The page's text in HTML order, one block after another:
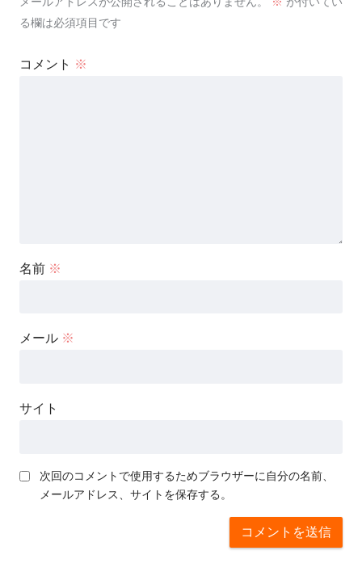
る欄は必須項目です
コメント ※
名前 ※
メール ※
サイト
次回のコメントで使用するためブラウザーに自分の名前、
メールアドレス、サイトを保存する。